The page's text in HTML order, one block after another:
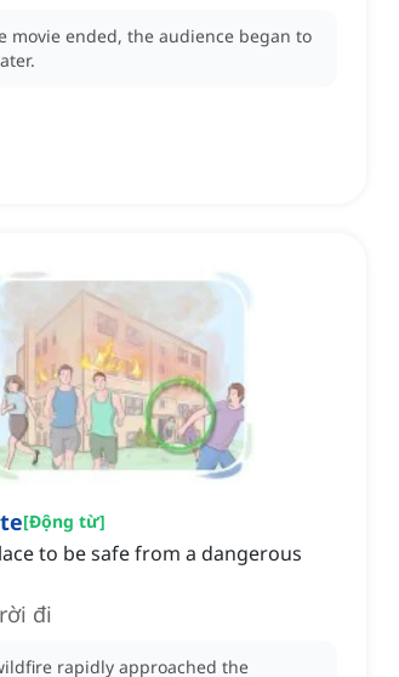
movie ended, the audience began to
[Động từ]
to be safe from a dangerous
đi
rapidly approached the